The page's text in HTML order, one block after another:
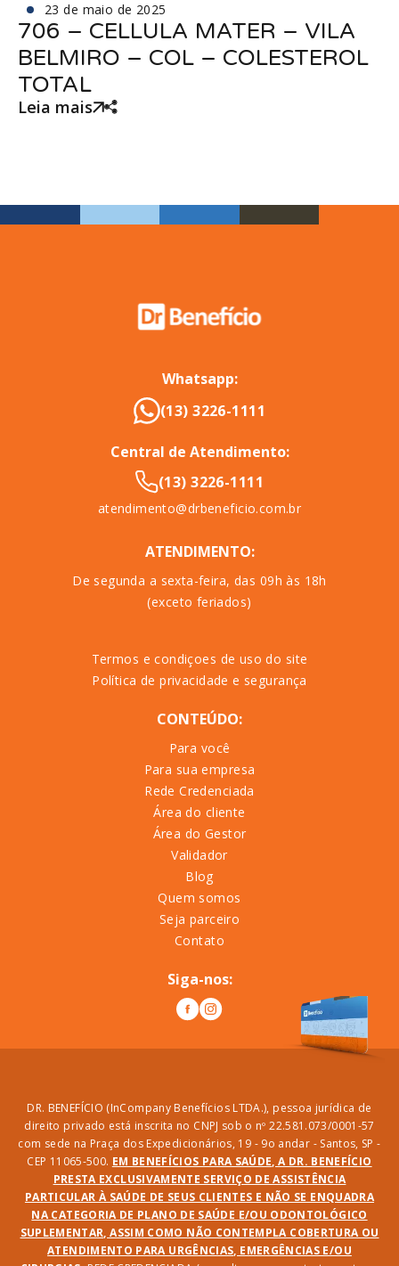
23 de maio de 2025
706 – CELLULA MATER – VILA
BELMIRO – COL – COLESTEROL
TOTAL
Leia mais
Whatsapp:
(13) 3226-1111
Central de Atendimento:
(13) 3226-1111
atendimento@drbeneficio.com.br
ATENDIMENTO:
De segunda a sexta-feira, das 09h às 18h
(exceto feriados)
Termos e condiçoes de uso do site
Política de privacidade e segurança
CONTEÚDO:
Para você
Para sua empresa
Rede Credenciada
Área do cliente
Área do Gestor
Validador
Blog
Quem somos
Seja parceiro
Contato
Siga-nos:
DR. BENEFÍCIO (InCompany Benefícios LTDA.), pessoa jurídica de
direito privado está inscrita no CNPJ sob o nº 22.581.073/0001-57
com sede na Praça dos Expedicionários, 19 - 9o andar - Santos, SP -
CEP 11065-500. EM BENEFÍCIOS PARA SAÚDE, A DR. BENEFÍCIO
PRESTA EXCLUSIVAMENTE SERVIÇO DE ASSISTÊNCIA
PARTICULAR À SAÚDE DE SEUS CLIENTES E NÃO SE ENQUADRA
NA CATEGORIA DE PLANO DE SAÚDE E/OU ODONTOLÓGICO
SUPLEMENTAR, ASSIM COMO NÃO CONTEMPLA COBERTURA OU
ATENDIMENTO PARA URGÊNCIAS, EMERGÊNCIAS E/OU